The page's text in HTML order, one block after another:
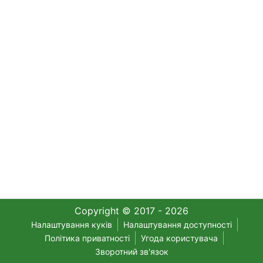
Copyright © 2017 - 2026
Налаштування куків
Налаштування доступності
Політика приватності
Угода користувача
Зворотний зв'язок